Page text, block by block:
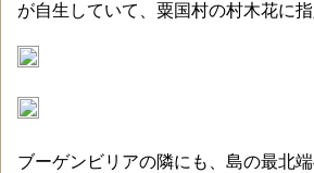
が自生していて、粟国村の村木花に指
ブーゲンビリアの隣にも、島の最北